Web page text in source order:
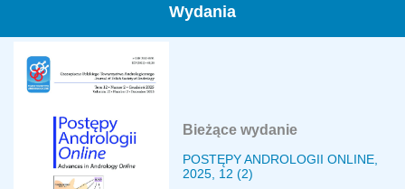
Wydania
Bieżące wydanie
POSTĘPY ANDROLOGII ONLINE,
2025, 12 (2)